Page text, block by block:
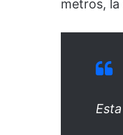
metros,